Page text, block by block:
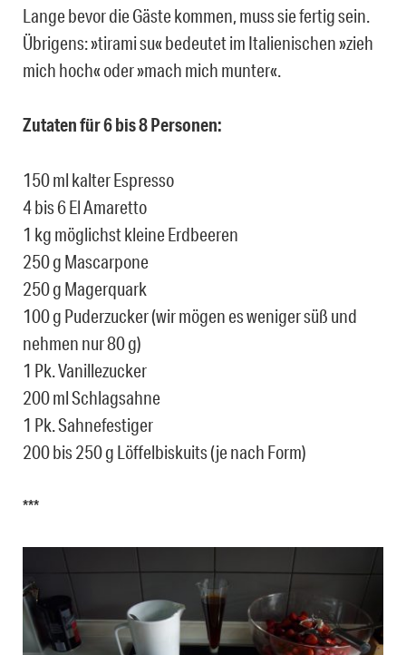
Lange bevor die Gäste kommen, muss sie fertig sein.
Übrigens: »tirami su« bedeutet im Italienischen »zieh
mich hoch« oder »mach mich munter«.
Zutaten für 6 bis 8 Personen:
150 ml kalter Espresso
4 bis 6 El Amaretto
1 kg möglichst kleine Erdbeeren
250 g Mascarpone
250 g Magerquark
100 g Puderzucker (wir mögen es weniger süß und
nehmen nur 80 g)
1 Pk. Vanillezucker
200 ml Schlagsahne
1 Pk. Sahnefestiger
200 bis 250 g Löffelbiskuits (je nach Form)
***